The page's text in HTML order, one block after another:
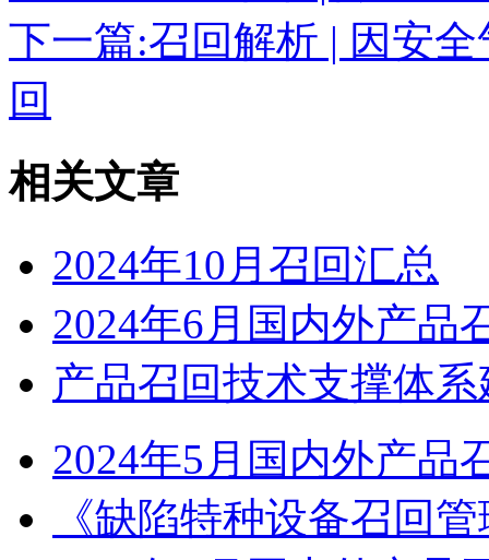
下一篇:召回解析 | 因安
回
相关文章
2024年10月召回汇总
2024年6月国内外产品
产品召回技术支撑体
2024年5月国内外产品
《缺陷特种设备召回